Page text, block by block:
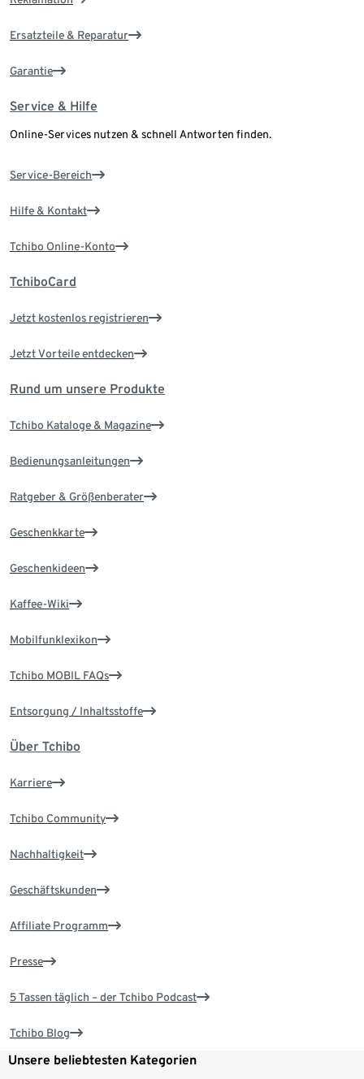
Ersatzteile & Reparatur
Garantie
Service & Hilfe
Online-Services nutzen & schnell Antworten finden.
Service-Bereich
Hilfe & Kontakt
Tchibo Online-Konto
TchiboCard
Jetzt kostenlos registrieren
Jetzt Vorteile entdecken
Rund um unsere Produkte
Tchibo Kataloge & Magazine
Bedienungsanleitungen
Ratgeber & Größenberater
Geschenkkarte
Geschenkideen
Kaffee-Wiki
Mobilfunklexikon
Tchibo MOBIL FAQs
Entsorgung / Inhaltsstoffe
Über Tchibo
Karriere
Tchibo Community
Nachhaltigkeit
Geschäftskunden
Affiliate Programm
Presse
5 Tassen täglich – der Tchibo Podcast
Tchibo Blog
Unsere beliebtesten Kategorien